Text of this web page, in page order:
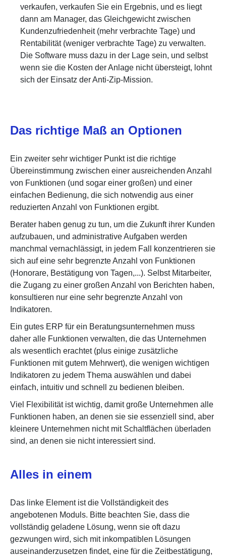
verkaufen, verkaufen Sie ein Ergebnis, und es liegt
dann am Manager, das Gleichgewicht zwischen
Kundenzufriedenheit (mehr verbrachte Tage) und
Rentabilität (weniger verbrachte Tage) zu verwalten.
Die Software muss dazu in der Lage sein, und selbst
wenn sie die Kosten der Anlage nicht übersteigt, lohnt
sich der Einsatz der Anti-Zip-Mission.
Das richtige Maß an Optionen
Ein zweiter sehr wichtiger Punkt ist die richtige
Übereinstimmung zwischen einer ausreichenden Anzahl
von Funktionen (und sogar einer großen) und einer
einfachen Bedienung, die sich notwendig aus einer
reduzierten Anzahl von Funktionen ergibt.
Berater haben genug zu tun, um die Zukunft ihrer Kunden
aufzubauen, und administrative Aufgaben werden
manchmal vernachlässigt, in jedem Fall konzentrieren sie
sich auf eine sehr begrenzte Anzahl von Funktionen
(Honorare, Bestätigung von Tagen,...). Selbst Mitarbeiter,
die Zugang zu einer großen Anzahl von Berichten haben,
konsultieren nur eine sehr begrenzte Anzahl von
Indikatoren.
Ein gutes ERP für ein Beratungsunternehmen muss
daher alle Funktionen verwalten, die das Unternehmen
als wesentlich erachtet (plus einige zusätzliche
Funktionen mit gutem Mehrwert), die wenigen wichtigen
Indikatoren zu jedem Thema auswählen und dabei
einfach, intuitiv und schnell zu bedienen bleiben.
Viel Flexibilität ist wichtig, damit große Unternehmen alle
Funktionen haben, an denen sie sie essenziell sind, aber
kleinere Unternehmen nicht mit Schaltflächen überladen
sind, an denen sie nicht interessiert sind.
Alles in einem
Das linke Element ist die Vollständigkeit des
angebotenen Moduls. Bitte beachten Sie, dass die
vollständig geladene Lösung, wenn sie oft dazu
gezwungen wird, sich mit inkompatiblen Lösungen
auseinanderzusetzen findet, eine für die Zeitbestätigung,